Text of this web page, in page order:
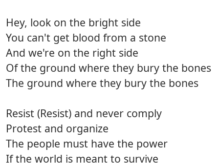
Hey, look on the bright side
You can't get blood from a stone
And we're on the right side
Of the ground where they bury the bones
The ground where they bury the bones
Resist (Resist) and never comply
Protest and organize
The people must have the power
If the world is meant to survive